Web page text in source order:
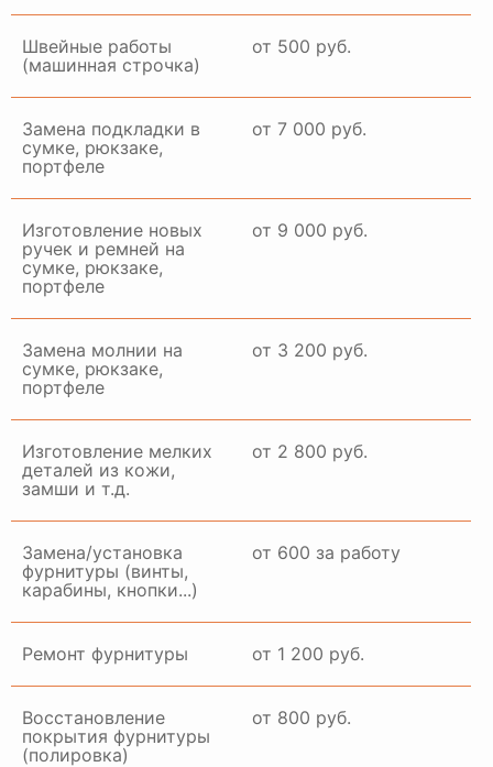
Швейные работы
(машинная строчка)
от 500 руб.
Замена подкладки в
сумке, рюкзаке,
портфеле
от 7 000 руб.
Изготовление новых
ручек и ремней на
сумке, рюкзаке,
портфеле
от 9 000 руб.
Замена молнии на
сумке, рюкзаке,
портфеле
от 3 200 руб.
Изготовление мелких
деталей из кожи,
замши и т.д.
от 2 800 руб.
Замена/установка
фурнитуры (винты,
карабины, кнопки...)
от 600 за работу
Ремонт фурнитуры от 1 200 руб.
Восстановление
покрытия фурнитуры
(полировка)
от 800 руб.